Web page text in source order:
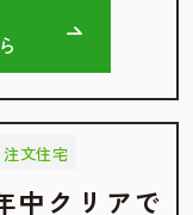
注文住宅
中クリアで